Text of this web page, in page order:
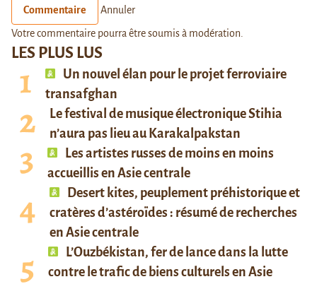
LES PLUS LUS
Un nouvel élan pour le projet ferroviaire
transafghan
Le festival de musique électronique Stihia
n’aura pas lieu au Karakalpakstan
Les artistes russes de moins en moins
accueillis en Asie centrale
Desert kites, peuplement préhistorique et
cratères d’astéroïdes : résumé de recherches
en Asie centrale
L’Ouzbékistan, fer de lance dans la lutte
contre le trafic de biens culturels en Asie
Commentaire Annuler
Votre commentaire pourra être soumis à modération.